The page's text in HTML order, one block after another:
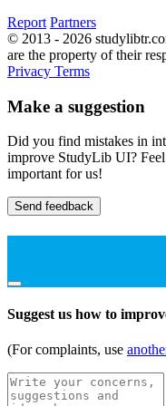
Report Partners
© 2013 - 2026
are the property of their
Privacy Terms
Make a suggestion
Did you find mistakes in
improve StudyLib UI?
important for us!
Send feedback
Suggest us how to
(For complaints, use